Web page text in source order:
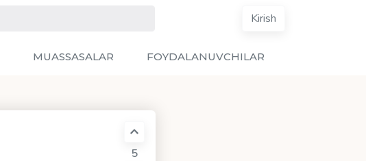
Kirish
MUASSASALAR FOYDALANUVCHILAR
5